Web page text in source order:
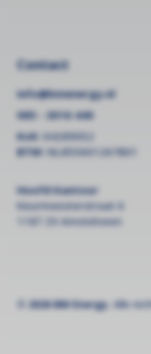
Contact
info@bmenergy.nl
085 - 3016 440
KvK: 64289052
BTW: NL855601267B01
Hoofd Kantoor
Keurmeesterstraat 6
1187 ZX Amstelveen
© 2026 BM Energy. Alle